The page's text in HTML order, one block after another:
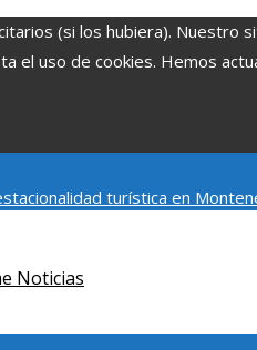
(si los hubiera). Nuestro
el uso de cookies. Hemos
turística en
Noticias